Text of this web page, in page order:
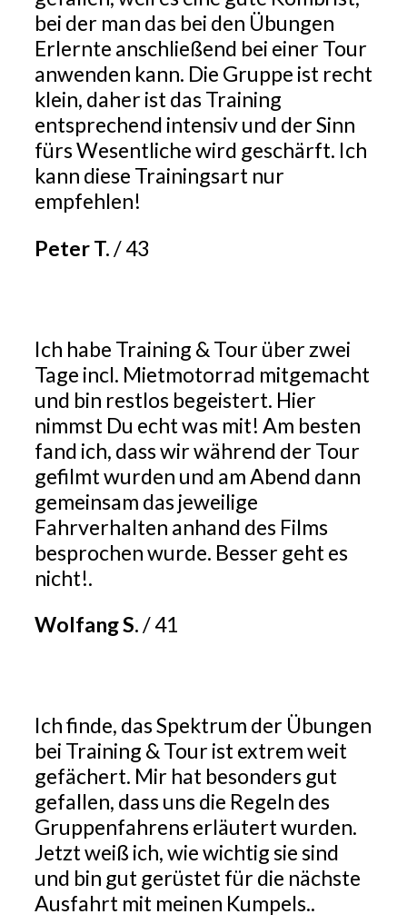
bei der man das bei den Übungen
Erlernte anschließend bei einer Tour
anwenden kann. Die Gruppe ist recht
klein, daher ist das Training
entsprechend intensiv und der Sinn
fürs Wesentliche wird geschärft. Ich
kann diese Trainingsart nur
empfehlen!
Peter T./43
Ich habe Training & Tour über zwei
Tage incl. Mietmotorrad mitgemacht
und bin restlos begeistert. Hier
nimmst Du echt was mit! Am besten
fand ich, dass wir während der Tour
gefilmt wurden und am Abend dann
gemeinsam das jeweilige
Fahrverhalten anhand des Films
besprochen wurde. Besser geht es
nicht!.
Wolfang S./41
Ich finde, das Spektrum der Übungen
bei Training & Tour ist extrem weit
gefächert. Mir hat besonders gut
gefallen, dass uns die Regeln des
Gruppenfahrens erläutert wurden.
Jetzt weiß ich, wie wichtig sie sind
und bin gut gerüstet für die nächste
Ausfahrt mit meinen Kumpels..